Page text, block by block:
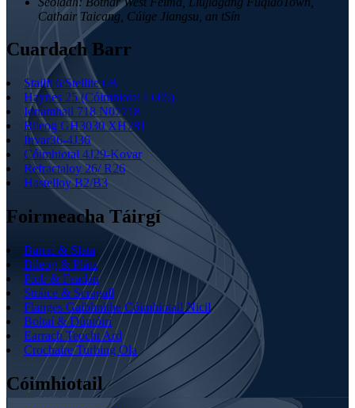
Cathair Taicang, Cúige Jiangsu, an tSín
Cuardach Barr
Stailit 6/Stellite 6B
Haynes 25 (Cóimhiotal L605)
Ionamhail 718 N07718
Bileog GH3030 XH78T
Invar36-4J36
Cóimhiotal 4J29-Kovar
Refractaloy 26/ R26
Hastelloy B2/B3
Foirmeacha Táirgí
Barraí & Slata
Bileog & Pláta
Píob & Feadán
Stráice & Scragall
Flanges Gaibhnithe Cóimhiotail Nicil
Boltaí & Dúntóirí
Earrach Teocht Ard
Crochaire Turbing Ola
Cóimhiotail